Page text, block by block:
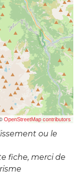
OpenStreetMap contributors
ou le
fiche, merci de